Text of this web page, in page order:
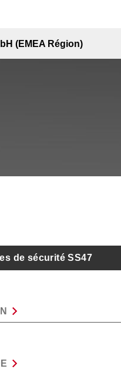
(EMEA Région)
de
de sécurité SS47